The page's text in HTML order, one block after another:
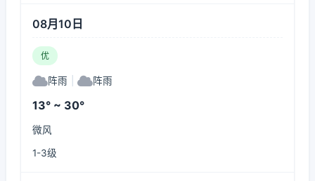
08月10日
优
阵雨 阵雨
13° ~ 30°
微风
1-3级